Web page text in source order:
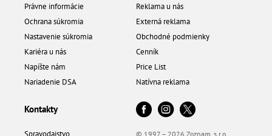
Právne informácie
Ochrana súkromia
Nastavenie súkromia
Kariéra u nás
Napíšte nám
Nariadenie DSA
Reklama u nás
Externá reklama
Obchodné podmienky
Cenník
Price List
Natívna reklama
Kontakty
Spravodajstvo © 1997 – 2026 Zoznam, s.r.o.